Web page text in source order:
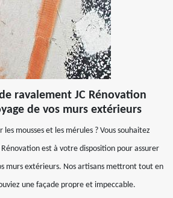
ravalement JC Rénovation
de vos murs extérieurs
mousses et les mérules ? Vous souhaitez
est à votre disposition pour assurer
murs extérieurs. Nos artisans mettront tout en
une façade propre et impeccable.